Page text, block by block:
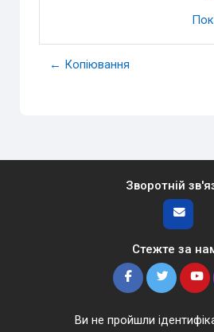
← Копіювання
Зворотній
Стежте за
Ви не пройшли